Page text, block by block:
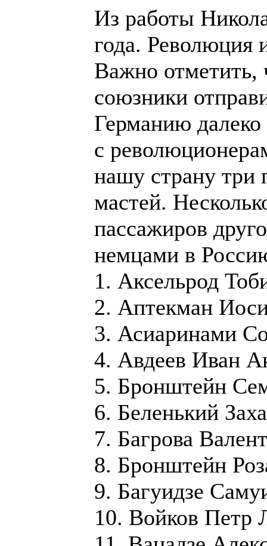
Из работы
года. Революция
Важно
союзники
Германию
с
нашу страну три
мастей.
пассажиров
немцами в
1. Аксельрод
2. Аптекман
3. Асиаринами
4. Авдеев Иван
5. Бронштейн
6. Беленький
7. Багрова
8. Бронштейн
9. Багуидзе
10. Войков Петр